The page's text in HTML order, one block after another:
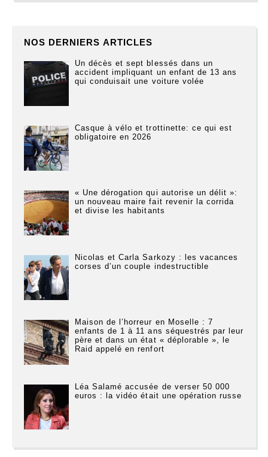
NOS DERNIERS ARTICLES
Un décès et sept blessés dans un
accident impliquant un enfant de 13 ans
qui conduisait une voiture volée
Casque à vélo et trottinette: ce qui est
obligatoire en 2026
« Une dérogation qui autorise un délit »:
un nouveau maire fait revenir la corrida
et divise les habitants
Nicolas et Carla Sarkozy : les vacances
corses d’un couple indestructible
Maison de l’horreur en Moselle : 7
enfants de 1 à 11 ans séquestrés par leur
père et dans un état « déplorable », le
Raid appelé en renfort
Léa Salamé accusée de verser 50 000
euros : la vidéo était une opération russe